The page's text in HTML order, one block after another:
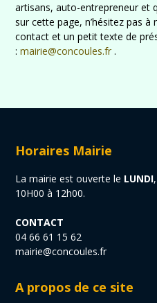
artisans, auto-entrepreneur et
sur cette page, n’hésitez pas
contact et un petit texte de
:mairie@concoules.fr .
Horaires Mairie
La mairie est ouverte le LUNDI,
10H00 à 12h00.
CONTACT
04 66 61 15 62
mairie@concoules.fr
A propos de ce site